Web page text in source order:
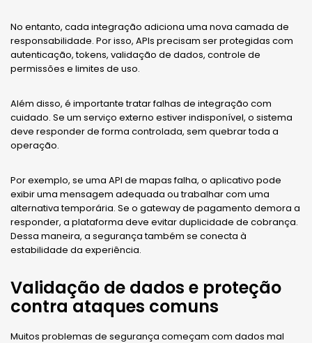
No entanto, cada integração adiciona uma nova camada de
responsabilidade. Por isso, APIs precisam ser protegidas com
autenticação, tokens, validação de dados, controle de
permissões e limites de uso.
Além disso, é importante tratar falhas de integração com
cuidado. Se um serviço externo estiver indisponível, o sistema
deve responder de forma controlada, sem quebrar toda a
operação.
Por exemplo, se uma API de mapas falha, o aplicativo pode
exibir uma mensagem adequada ou trabalhar com uma
alternativa temporária. Se o gateway de pagamento demora a
responder, a plataforma deve evitar duplicidade de cobrança.
Dessa maneira, a segurança também se conecta à
estabilidade da experiência.
Validação de dados e proteção
contra ataques comuns
Muitos problemas de segurança começam com dados mal